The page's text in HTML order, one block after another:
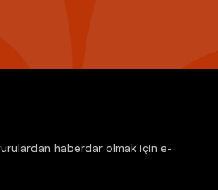
haberdar olmak için e-